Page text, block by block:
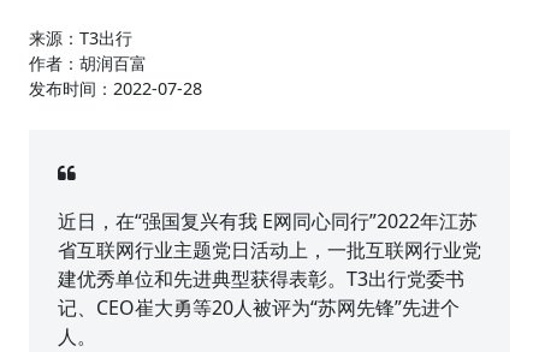
来源：T3出行
作者：胡润百富
发布时间：2022-07-28
近日，在“强国复兴有我 E网同心同行”2022年江苏
省互联网行业主题党日活动上，一批互联网行业党
建优秀单位和先进典型获得表彰。T3出行党委书
记、CEO崔大勇等20人被评为“苏网先锋”先进个
人。